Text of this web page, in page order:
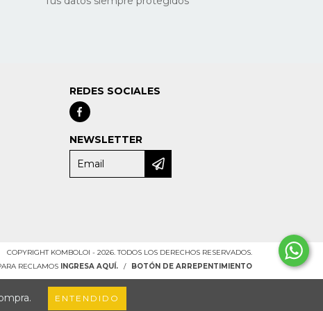
ENTENDIDO
REDES SOCIALES
NEWSLETTER
COPYRIGHT KOMBOLOI - 2026. TODOS LOS DERECHOS RESERVADOS.
RECLAMOS
INGRESA AQUÍ. / BOTÓN DE ARREPENTIMIENTO